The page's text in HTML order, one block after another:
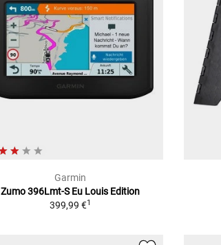
Garmin
Zumo 396Lmt-S Eu Louis Edition
399,99 €1